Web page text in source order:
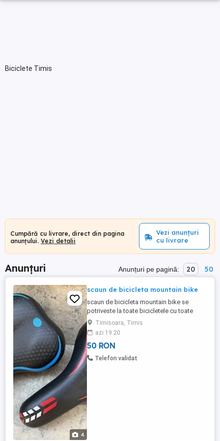
Biciclete Timis
Cumpără cu livrare, direct din pagina
anunțului. Vezi detalii
Vezi anunțuri
cu livrare
Anunțuri Anunțuri pe pagină: 20 50
4
scaun de bicicleta mountain bike
scaun de bicicleta mountain bike se
potriveste la toate bicicletele cu toate
prinderile produs nou ultimu pret 50 lei
bucata predare in Timisoara,zona
Dambovita str Dreptatea nr 61.
Timisoara, Timis
azi 19:20
50 RON
Telefon validat